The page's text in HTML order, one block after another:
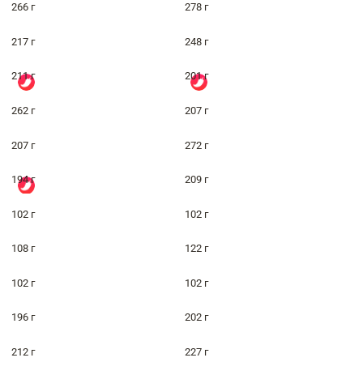
266 г 278 г
217 г 248 г
211 г 201 г
262 г 207 г
207 г 272 г
194 г 209 г
102 г 102 г
108 г 122 г
102 г 102 г
196 г 202 г
212 г 227 г